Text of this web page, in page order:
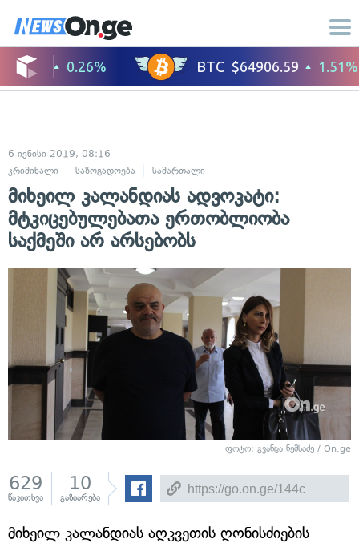
6 ივნისი 2019, 08:16
კრიმინალი
საზოგადოება სამართალი
მიხეილ კალანდიას ადვოკატი:
მტკიცებულებათა ერთობლიობა
საქმეში არ არსებობს
ფოტო: გვანცა ნემსაძე / On.ge
629
წაკითხვა
10
გაზიარება
მიხეილ კალანდიას აღკვეთის ღონისძიების